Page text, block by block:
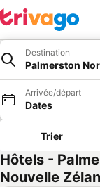
Destination
Palmerston
Arrivée/départ
Dates
Trier
Hôtels -
Nouvelle